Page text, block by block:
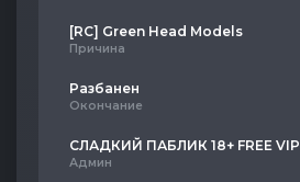
[RC] Green Head Models
Причина
Разбанен
Окончание
СЛАДКИЙ ПАБЛИК 18+ FREE VIP
Админ